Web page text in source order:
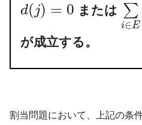
d(j) = 0 または ∑
i∈E
が成立する。
割当問題において、上記の条